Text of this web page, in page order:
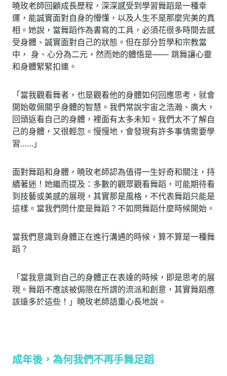
曉玫老師回顧成長歷程，深深感受到學習舞蹈是一種幸
運，能誠實面對自身的懵懂，以及人生不是那麼完美的真
相。她說，當舞蹈作為書寫的工具，必須花很多時間去感
受身體、誠實面對自己的狀態。但在部分哲學和宗教當
中， 身、心分為二元，然而她的體悟是—— 跳舞讓心靈
和身體緊緊扣連。
「當我觀看舞者，也是觀看他的身體如何回應思考，就會
開始敬佩關乎身體的智慧。我們常說宇宙之浩瀚、廣大，
回頭返看自己的身體，裡面有太多未知。我們太不了解自
己的身體，又很輕忽。慢慢地，會發現有許多事情需要學
習……」
面對舞蹈和身體，曉玫老師認為值得一生好奇和關注，持
續著迷！她繼而提及：多數的觀眾觀看舞蹈，可能期待看
到技藝或美感的展現，其實那是風格，不代表舞蹈只能是
這樣。當我們問什麼是舞蹈？不如問舞蹈什麼時候開始。
當我們意識到身體正在進行溝通的時候，算不算是一種舞
蹈？
「當我意識到自己的身體正在表達的時候，即是思考的展
現。舞蹈不應該被侷限在所謂的流派和創意，其實舞蹈應
該遠多於這些！」曉玫老師語重心長地說。
成年後，為何我們不再手舞足蹈